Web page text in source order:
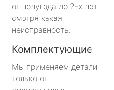
от полугода до 2-х лет
смотря какая
неисправность.
Комплектующие
Мы применяем детали
только от